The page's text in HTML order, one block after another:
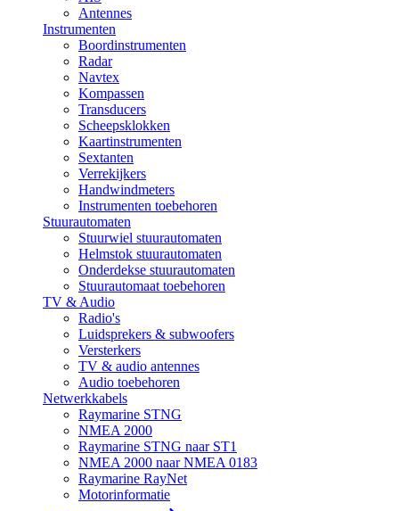
Antennes
Instrumenten
Boordinstrumenten
Radar
Navtex
Kompassen
Transducers
Scheepsklokken
Kaartinstrumenten
Sextanten
Verrekijkers
Handwindmeters
Instrumenten toebehoren
Stuurautomaten
Stuurwiel stuurautomaten
Helmstok stuurautomaten
Onderdekse stuurautomaten
Stuurautomaat toebehoren
TV & Audio
Radio's
Luidsprekers & subwoofers
Versterkers
TV & audio antennes
Audio toebehoren
Netwerkkabels
Raymarine STNG
NMEA 2000
Raymarine STNG naar ST1
NMEA 2000 naar NMEA 0183
Raymarine RayNet
Motorinformatie